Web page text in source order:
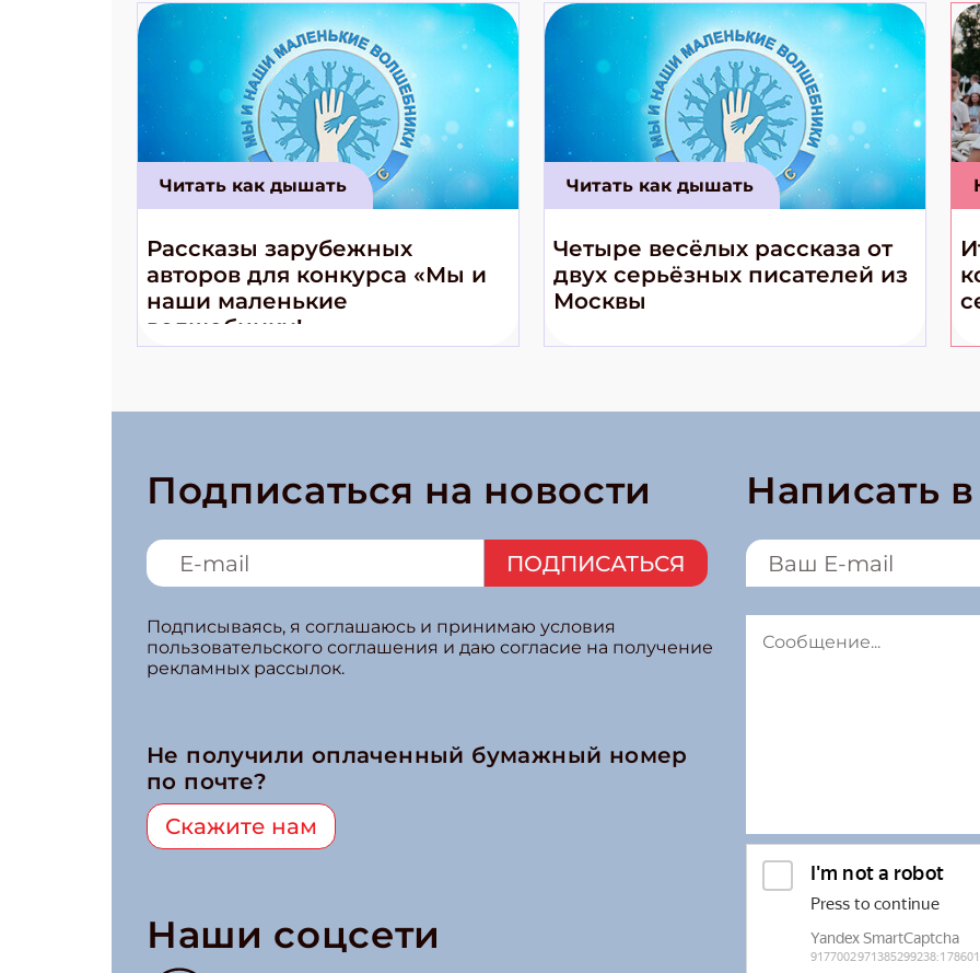
Читать как дышать
Рассказы зарубежных
авторов для конкурса «Мы и
наши маленькие
волшебники!»
Читать как дышать
Четыре весёлых рассказа от
двух серьёзных писателей из
Москвы
Подписаться на новости
ПОДПИСАТЬСЯ
Подписываясь, я соглашаюсь и принимаю условия
пользовательского соглашения и даю согласие на получение
рекламных рассылок.
Не получили оплаченный бумажный номер
по почте?
Скажите нам
Наши соцсети
Написать